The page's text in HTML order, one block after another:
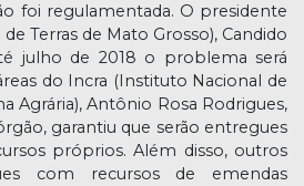
foi regulamentada. O presidente
Terras de Mato Grosso), Candido
julho de 2018 o problema será
do Incra (Instituto Nacional de
Agrária), Antônio Rosa Rodrigues,
garantiu que serão entregues
próprios. Além disso, outros
com recursos de emendas